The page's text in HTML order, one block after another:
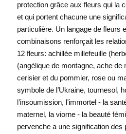
protection grâce aux fleurs qui la
et qui portent chacune une
particulière. Un langage de fleurs
combinaisons renforçait les
12 fleurs: achillée millefeuille
(angélique de montagne, ache
cerisier et du pommier, rose ou
symbole de l’Ukraine, tournesol,
l’insoumission, l’immortel - la
maternel, la viorne - la beauté
pervenche a une signification des